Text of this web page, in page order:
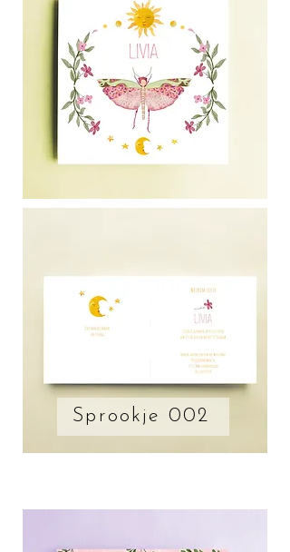
Sprookje 002